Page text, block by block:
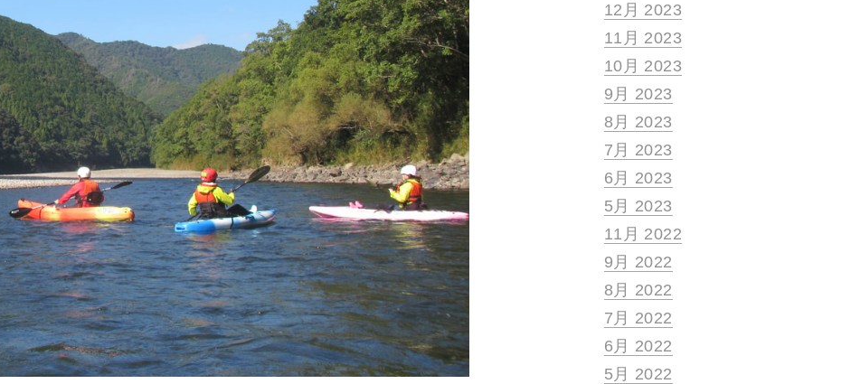
12月 2023
11月 2023
10月 2023
9月 2023
8月 2023
7月 2023
6月 2023
5月 2023
11月 2022
9月 2022
8月 2022
7月 2022
6月 2022
5月 2022